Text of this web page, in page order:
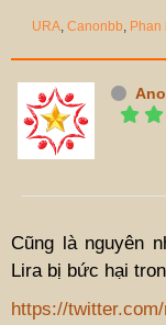
URA, Canonbb, Phan
Cũng là nguyên
Lira bị bức hại
https://